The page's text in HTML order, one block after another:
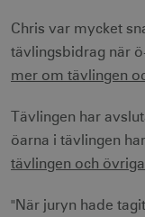
Chris var mycket
tävlingsbidrag när
mer om tävlingen
Tävlingen har
öarna i tävlingen
tävlingen och
"När juryn hade